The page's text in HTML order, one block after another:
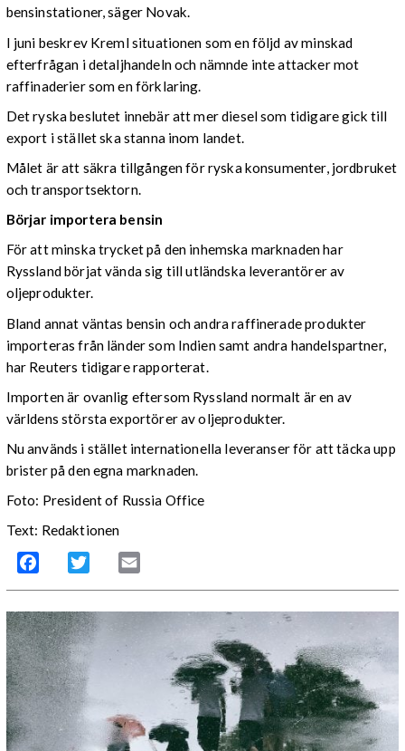
bensinstationer, säger Novak.
I juni beskrev Kreml situationen som en följd av minskad
efterfrågan i detaljhandeln och nämnde inte attacker mot
raffinaderier som en förklaring.
Det ryska beslutet innebär att mer diesel som tidigare gick till
export i stället ska stanna inom landet.
Målet är att säkra tillgången för ryska konsumenter, jordbruket
och transportsektorn.
Börjar importera bensin
För att minska trycket på den inhemska marknaden har
Ryssland börjat vända sig till utländska leverantörer av
oljeprodukter.
Bland annat väntas bensin och andra raffinerade produkter
importeras från länder som Indien samt andra handelspartner,
har Reuters tidigare rapporterat.
Importen är ovanlig eftersom Ryssland normalt är en av
världens största exportörer av oljeprodukter.
Nu används i stället internationella leveranser för att täcka upp
brister på den egna marknaden.
Foto: President of Russia Office
Text: Redaktionen
Facebook Twitter